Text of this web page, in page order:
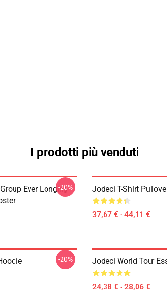
I prodotti più venduti
Ever Longing
-20% Jodeci T-Shirt
37,67 € - 44,11 €
-20% Jodeci World Tour
24,38 € - 28,06 €